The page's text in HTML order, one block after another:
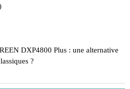
DXP4800 Plus : une alternative
?